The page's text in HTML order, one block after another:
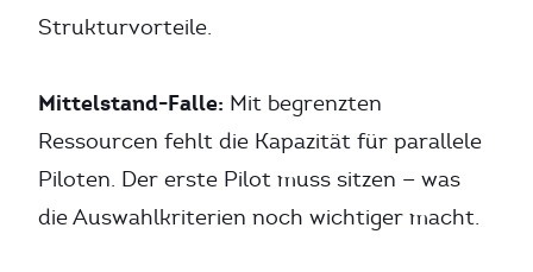
Strukturvorteile.
Mittelstand-Falle: Mit begrenzten
Ressourcen fehlt die Kapazität für parallele
Piloten. Der erste Pilot muss sitzen — was
die Auswahlkriterien noch wichtiger macht.